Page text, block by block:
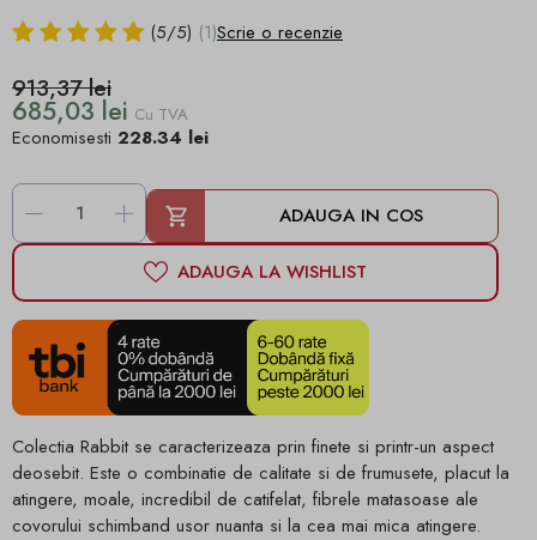
(5/5) (1)Scrie o recenzie
913,37 lei
685,03 lei Cu TVA
Economisesti 228.34 lei
- + ADAUGA IN COS
ADAUGA LA WISHLIST
Colectia Rabbit se caracterizeaza prin finete si printr-un aspect
deosebit. Este o combinatie de calitate si de frumusete, placut la
atingere, moale, incredibil de catifelat, fibrele matasoase ale
covorului schimband usor nuanta si la cea mai mica atingere.